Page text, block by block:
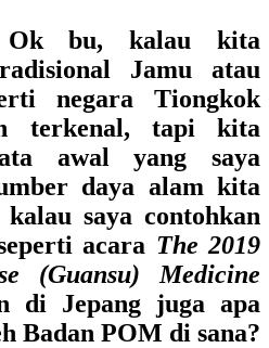
bu, kalau kita
Jamu atau
negara Tiongkok
terkenal, tapi kita
awal yang saya
daya alam kita
saya contohkan
acara The 2019
(Guansu) Medicine
di Jepang juga apa
Badan POM di sana?